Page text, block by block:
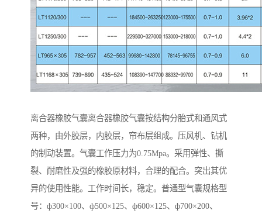
离合器橡胶气囊离合器橡胶气囊按结构分胎式和通风式
两种，由外胶层，内胶层，帘布层组成。压风机、钻机
的制动装置。气囊工作压力为0.75Mpa。采用弹性、撕
裂、耐磨性及强的橡胶原材料，合理的配合。突出其优
异的使用性能。工作时间长，稳定。普通型气囊规格型
号：ф300×100、ф500×125、ф600×125、ф700×200、